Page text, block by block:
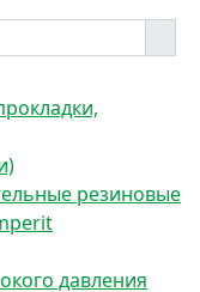
резиновые
давления